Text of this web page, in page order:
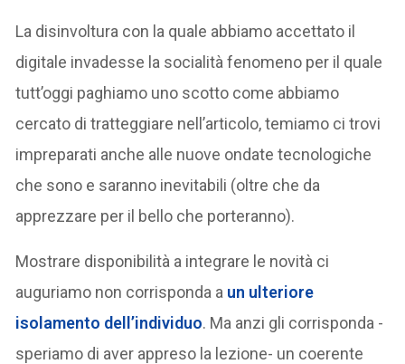
La disinvoltura con la quale abbiamo accettato il
digitale invadesse la socialità fenomeno per il quale
tutt’oggi paghiamo uno scotto come abbiamo
cercato di tratteggiare nell’articolo, temiamo ci trovi
impreparati anche alle nuove ondate tecnologiche
che sono e saranno inevitabili (oltre che da
apprezzare per il bello che porteranno).
Mostrare disponibilità a integrare le novità ci
auguriamo non corrisponda a un ulteriore
isolamento dell’individuo. Ma anzi gli corrisponda -
speriamo di aver appreso la lezione- un coerente